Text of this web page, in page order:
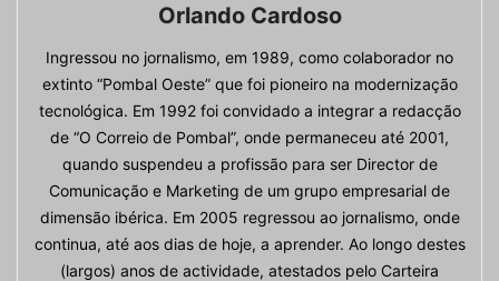
Orlando Cardoso
Ingressou no jornalismo, em 1989, como colaborador no
extinto “Pombal Oeste” que foi pioneiro na modernização
tecnológica. Em 1992 foi convidado a integrar a redacção
de “O Correio de Pombal”, onde permaneceu até 2001,
quando suspendeu a profissão para ser Director de
Comunicação e Marketing de um grupo empresarial de
dimensão ibérica. Em 2005 regressou ao jornalismo, onde
continua, até aos dias de hoje, a aprender. Ao longo destes
(largos) anos de actividade, atestados pelo Carteira